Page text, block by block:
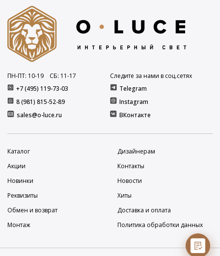
+7 (495) 119-73-03
8 (981) 815-52-89
ПН-ПТ: 10-19 СБ: 11-17
sales@o-luce.ru
Следите за нами в соц.сетях
Telegram
Instagram
ВКонтакте
Каталог
Дизайнерам
Акции
Контакты
Новинки
Новости
Реквизиты
Хиты
Обмен и возврат
Доставка и оплата
Монтаж
Политика обработки данных